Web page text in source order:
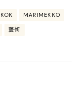
MARIMEKKO
藝術